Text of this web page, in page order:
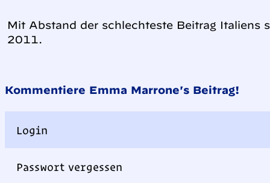
Mit Abstand der schlechteste Beitrag Italiens
2011.
Kommentiere Emma Marrone's Beitrag!
Login
Passwort vergessen